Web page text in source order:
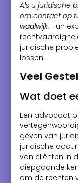
Als u juridische
om contact op
waalwijk. Hun
juridische
lossen.
Veel
Wat doet
Een advocaat
geven van
juridische
van cliënten in
diepgaande
om de rechten